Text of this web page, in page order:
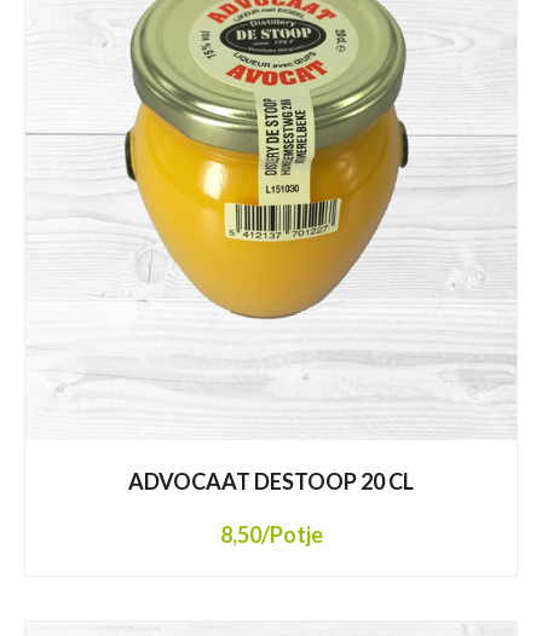
ADVOCAAT DESTOOP 20 CL
8,50/Potje